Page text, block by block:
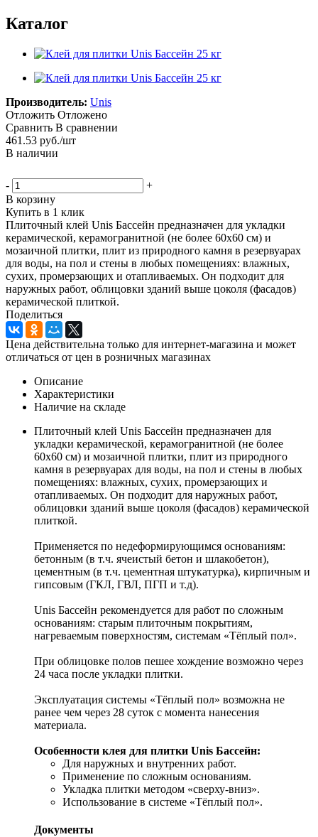
Каталог
Производитель: Unis
Отложить Отложено
Сравнить В сравнении
461.53 руб./шт
В наличии
-
+
В корзину
Купить в 1 клик
Плиточный клей Unis Бассейн предназначен для укладки
керамической, керамогранитной (не более 60х60 см) и
мозаичной плитки, плит из природного камня в резервуарах
для воды, на пол и стены в любых помещениях: влажных,
сухих, промерзающих и отапливаемых. Он подходит для
наружных работ, облицовки зданий выше цоколя (фасадов)
керамической плиткой.
Поделиться
Цена действительна только для интернет-магазина и может
отличаться от цен в розничных магазинах
Описание
Характеристики
Наличие на складе
Плиточный клей Unis Бассейн предназначен для
укладки керамической, керамогранитной (не более
60х60 см) и мозаичной плитки, плит из природного
камня в резервуарах для воды, на пол и стены в любых
помещениях: влажных, сухих, промерзающих и
отапливаемых. Он подходит для наружных работ,
облицовки зданий выше цоколя (фасадов) керамической
плиткой.
Применяется по недеформирующимся основаниям:
бетонным (в т.ч. ячеистый бетон и шлакобетон),
цементным (в т.ч. цементная штукатурка), кирпичным и
гипсовым (ГКЛ, ГВЛ, ПГП и т.д).
Unis Бассейн рекомендуется для работ по сложным
основаниям: старым плиточным покрытиям,
нагреваемым поверхностям, системам «Тёплый пол».
При облицовке полов пешее хождение возможно через
24 часа после укладки плитки.
Эксплуатация системы «Тёплый пол» возможна не
ранее чем через 28 суток с момента нанесения
материала.
Особенности клея для плитки Unis Бассейн:
Для наружных и внутренних работ.
Применение по сложным основаниям.
Укладка плитки методом «сверху-вниз».
Использование в системе «Тёплый пол».
Документы